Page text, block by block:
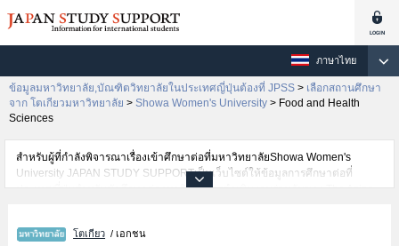
ภาษาไทย
ข้อมูลมหาวิทยาลัย,บัณฑิตวิทยาลัยในประเทศญี่ปุ่นต้องที่ JPSS > เลือกสถานศึกษา
จาก โตเกียวมหาวิทยาลัย > Showa Women's University > Food and Health
Sciences
สำหรับผู้ที่กำลังพิจารณาเรื่องเข้าศึกษาต่อที่มหาวิทยาลัยShowa Women's
University JAPAN STUDY SUPPORTเป็นเว็บไซต์ให้ข้อมูลการศึกษาต่อที่
ประเทศญี่ปุ่นสำหรับนักศึกษาต่างชาติโดยการดำเนินงานร่วมกันของ The Asian
CultureหรือคณะFood and Health SciencesหรือคณะHumanities and Social
โตเกียว / เอกชน